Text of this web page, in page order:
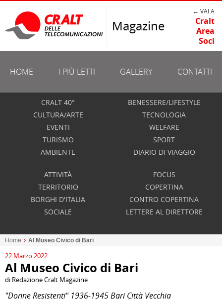
Magazine
← VAI A
Cralt
Area
Soci
HOME I PIÙ LETTI GALLERY CONTATTI
CRALT 40°
CULTURA/ARTE
EVENTI
TURISMO
AMBIENTE
BENESSERE/LIFESTYLE
TECNOLOGIA
WELFARE
SPORT
DIARIO DI VIAGGIO
ATTIVITÀ
TERRITORIO
BORGHI D'ITALIA
SOCIALE
FOCUS
COPERTINA
CONTRO COPERTINA
LETTERE AL DIRETTORE
Home Al Museo Civico di Bari
22 Marzo 2022
Al Museo Civico di Bari
di Redazione Cralt Magazine
"Donne Resistenti" 1936-1945 Bari Città Vecchia